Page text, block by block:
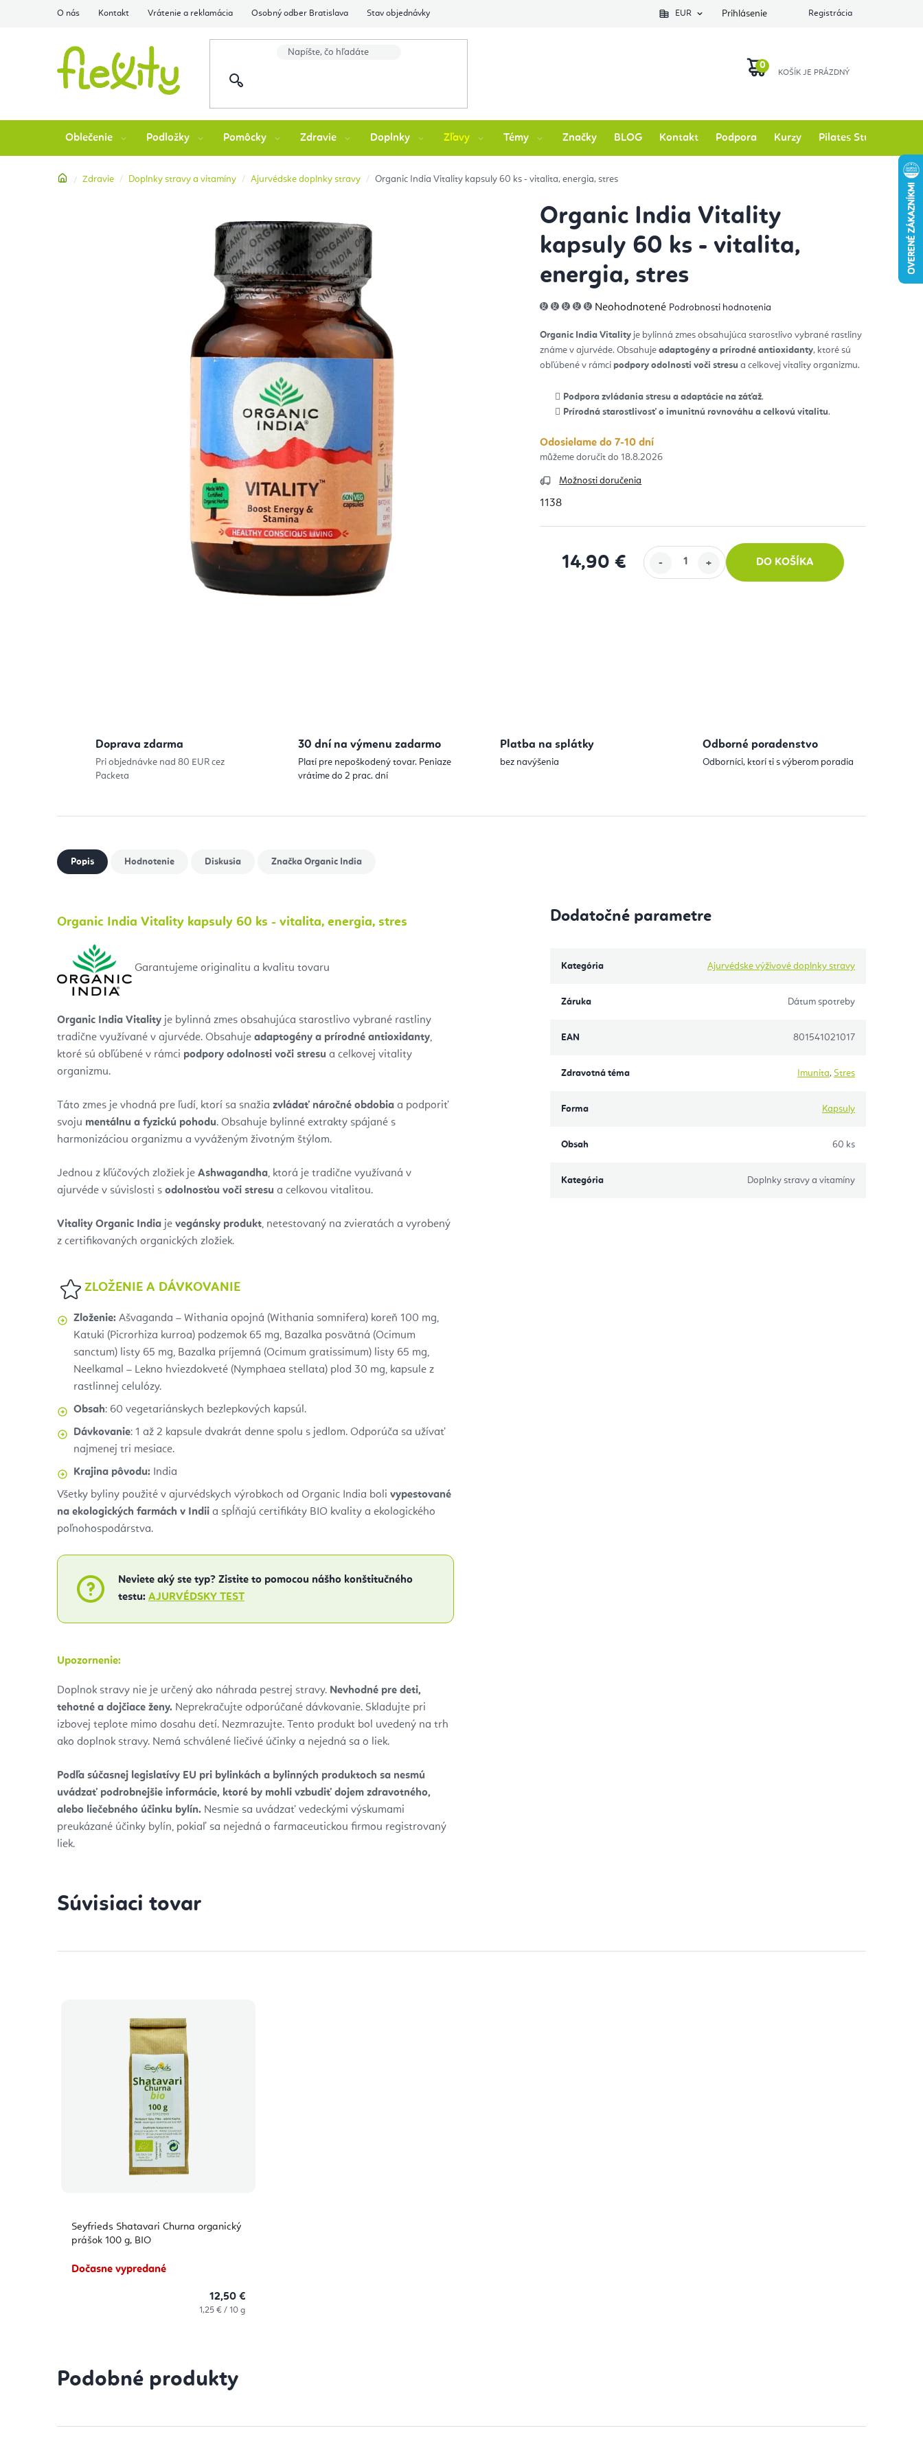
O nás Kontakt Vrátenie a reklamácia Osobný odber Bratislava Stav objednávky EUR Prihlásenie Registrácia
KOŠÍK
Oblečenie Podložky Pomôcky Zdravie Doplnky Zľavy Témy Značky BLOG Kontakt Podpora Kurzy Pilates Studio
Domov
Zdravie Doplnky stravy a vitamíny Ajurvédske doplnky stravy Organic India Vitality kapsuly 60 ks - vitalita, energia, stres
Organic India Vitality
kapsuly 60 ks - vitalita,
energia, stres
Priemerné
hodnotenie
0,0
5
hviezdičiek.
Neohodnotené Podrobnosti hodnotenia
Organic India Vitality je bylinná zmes obsahujúca starostlivo vybrané rastliny
známe v ajurvéde. Obsahujeadaptogény a prírodné antioxidanty, ktoré sú
obľúbené v rámcipodpory odolnosti voči stresu a celkovej vitality organizmu.
Podpora zvládania stresu a adaptácie na záťaž.
Prírodná starostlivosť o imunitnú rovnováhu a celkovú vitalitu.
Odosielame do 7-10 dní
18.8.2026
Možnosti doručenia
1138
14,90 € DO KOŠÍKA
Doprava zdarma
Pri objednávke nad 80 EUR cez
Packeta
30 dní na výmenu zadarmo
Platí pre nepoškodený tovar. Peniaze
vrátime do 2 prac. dní
Platba na splátky
bez navýšenia
Odborné poradenstvo
Odborníci, ktorí ti s výberom poradia
Popis Hodnotenie Diskusia Značka Organic India
Organic India Vitality kapsuly 60 ks - vitalita, energia, stres
Garantujeme originalitu a kvalitu tovaru
Organic India Vitality je bylinná zmes obsahujúca starostlivo vybrané rastliny
tradične využívané v ajurvéde. Obsahuje adaptogény a prírodné antioxidanty,
ktoré sú obľúbené v rámci podpory odolnosti voči stresu a celkovej vitality
organizmu.
Táto zmes je vhodná pre ľudí, ktorí sa snažia zvládať náročné obdobia a podporiť
svoju mentálnu a fyzickú pohodu. Obsahuje bylinné extrakty spájané s
harmonizáciou organizmu a vyváženým životným štýlom.
Jednou z kľúčových zložiek je Ashwagandha, ktorá je tradične využívaná v
ajurvéde v súvislosti s odolnosťou voči stresu a celkovou vitalitou.
Vitality Organic India je vegánsky produkt, netestovaný na zvieratách a vyrobený
z certifikovaných organických zložiek.
ZLOŽENIE A DÁVKOVANIE
Zloženie: Ašvaganda – Withania opojná (Withania somnifera) koreň 100 mg,
Katuki (Picrorhiza kurroa) podzemok 65 mg, Bazalka posvätná (Ocimum
sanctum) listy 65 mg, Bazalka príjemná (Ocimum gratissimum) listy 65 mg,
Neelkamal – Lekno hviezdokveté (Nymphaea stellata) plod 30 mg, kapsule z
rastlinnej celulózy.
Obsah: 60 vegetariánskych bezlepkových kapsúl.
Dávkovanie: 1 až 2 kapsule dvakrát denne spolu s jedlom. Odporúča sa užívať
najmenej tri mesiace.
Krajina pôvodu: India
Všetky byliny použité v ajurvédskych výrobkoch od Organic India boli vypestované
na ekologických farmách v Indii a spĺňajú certifikáty BIO kvality a ekologického
poľnohospodárstva.
Neviete aký ste typ? Zistite to pomocou nášho konštitučného
testu: AJURVÉDSKY TEST
Upozornenie:
Doplnok stravy nie je určený ako náhrada pestrej stravy. Nevhodné pre deti,
tehotné a dojčiace ženy. Neprekračujte odporúčané dávkovanie. Skladujte pri
izbovej teplote mimo dosahu detí. Nezmrazujte. Tento produkt bol uvedený na trh
ako doplnok stravy. Nemá schválené liečivé účinky a nejedná sa o liek.
Podľa súčasnej legislatívy EU pri bylinkách a bylinných produktoch sa nesmú
uvádzať podrobnejšie informácie, ktoré by mohli vzbudiť dojem zdravotného,
alebo liečebného účinku bylín. Nesmie sa uvádzať vedeckými výskumami
preukázané účinky bylín, pokiaľ sa nejedná o farmaceutickou firmou registrovaný
liek.
Dodatočné parametre
Kategória Ajurvédske výživové doplnky stravy
Záruka Dátum spotreby
EAN 801541021017
Zdravotná téma Imunita, Stres
Forma Kapsuly
Obsah 60 ks
Kategória Doplnky stravy a vitamíny
Súvisiaci tovar
Seyfrieds Shatavari Churna organický
prášok 100 g, BIO
Dočasne vypredané
12,50 €
Jednotková
1,25 € / 10 g
Podobné produkty